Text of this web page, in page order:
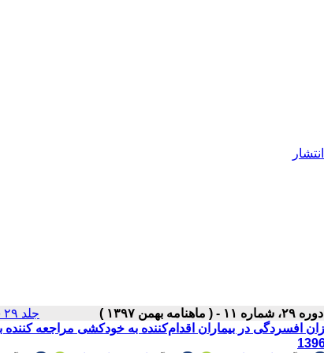
دوره ۲۹، شماره ۱۱ - ( ماهنامه بهمن ۱۳۹۷ ) جلد ۲۹ شماره ۱۱ صفحات ۸۳۶-۸۲۶
افسردگی در بیماران اقدام‌کننده به خودکشی مراجعه